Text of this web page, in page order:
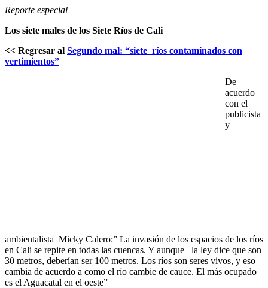
Reporte especial
Los siete males de los Siete Ríos de Cali
<< Regresar al Segundo mal: “siete ríos contaminados con
vertimientos”
De
acuerdo
con el
publicista
y
ambientalista Micky Calero:” La invasión de los espacios de los ríos
en Cali se repite en todas las cuencas. Y aunque la ley dice que son
30 metros, deberían ser 100 metros. Los ríos son seres vivos, y eso
cambia de acuerdo a como el río cambie de cauce. El más ocupado
es el Aguacatal en el oeste”